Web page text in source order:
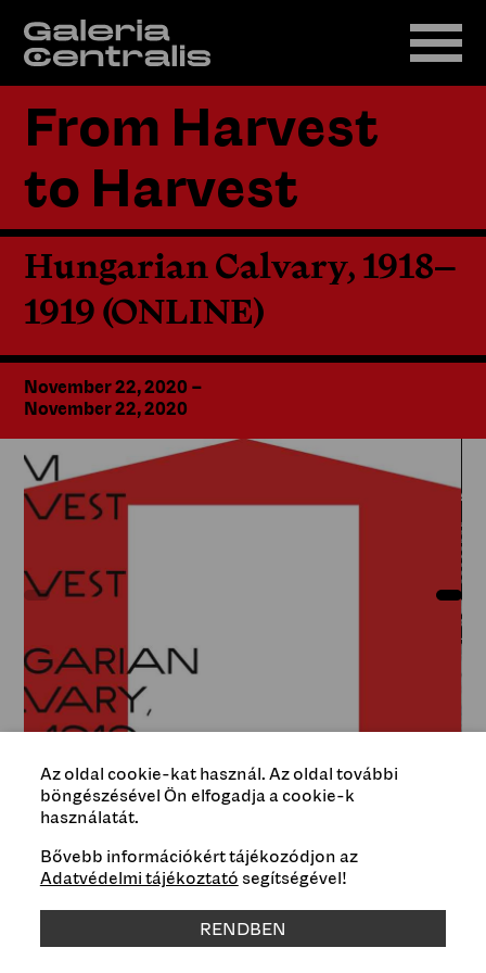
From Harvest
to Harvest
Hungarian Calvary, 1918–
1919 (ONLINE)
November 22, 2020 –
November 22, 2020
Type
Exhibitions
Az oldal cookie-kat használ. Az oldal további
böngészésével Ön elfogadja a cookie-k
használatát.
Bővebb információkért tájékozódjon az
Adatvédelmi tájékoztató segítségével!
RENDBEN